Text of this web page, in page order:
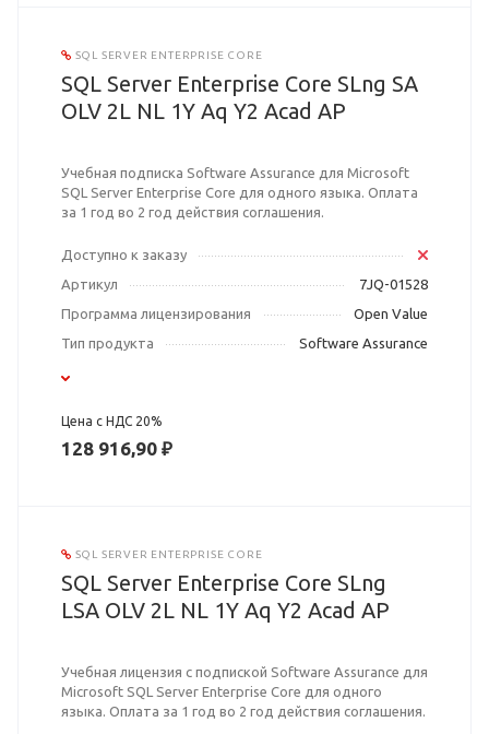
SQL SERVER ENTERPRISE CORE
SQL Server Enterprise Core SLng SA
OLV 2L NL 1Y Aq Y2 Acad AP
Учебная подписка Software Assurance для Microsoft
SQL Server Enterprise Core для одного языка. Оплата
за 1 год во 2 год действия соглашения.
Доступно к заказу
Артикул
7JQ-01528
Программа лицензирования
Open Value
Тип продукта
Software Assurance
Цена с НДС 20%
128 916,90 ₽
SQL SERVER ENTERPRISE CORE
SQL Server Enterprise Core SLng
LSA OLV 2L NL 1Y Aq Y2 Acad AP
Учебная лицензия с подпиской Software Assurance для
Microsoft SQL Server Enterprise Core для одного
языка. Оплата за 1 год во 2 год действия соглашения.